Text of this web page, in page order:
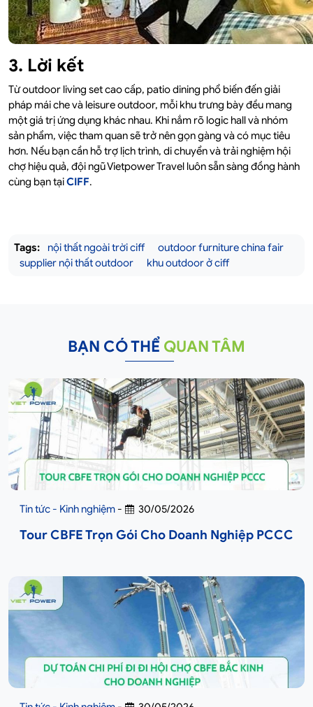
3. Lời kết
Từ outdoor living set cao cấp, patio dining phổ biến đến giải
pháp mái che và leisure outdoor, mỗi khu trưng bày đều mang
một giá trị ứng dụng khác nhau. Khi nắm rõ logic hall và nhóm
sản phẩm, việc tham quan sẽ trở nên gọn gàng và có mục tiêu
hơn. Nếu bạn cần hỗ trợ lịch trình, di chuyển và trải nghiệm hội
chợ hiệu quả, đội ngũ Vietpower Travel luôn sẵn sàng đồng hành
cùng bạn tạiCIFF.
Tags: nội thất ngoài trời ciff
outdoor furniture china fair
supplier nội thất outdoor
khu outdoor ở ciff
BẠN CÓ THỂ QUAN TÂM
Tin tức - Kinh nghiệm - 30/05/2026
Tour CBFE Trọn Gói Cho Doanh Nghiệp PCCC